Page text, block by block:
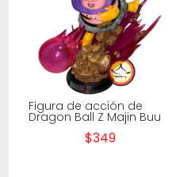
Figura de acción de
Dragon Ball Z Majin Buu
$349